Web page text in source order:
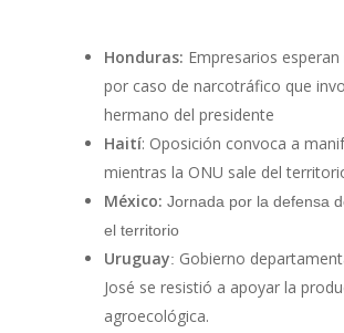
Honduras: Empresarios
por caso de narcotráfico que
hermano del presidente
Haití: Oposición convoca a
mientras la ONU sale del
México: Jornada por la defensa
el territorio
Uruguay: Gobierno
José se resistió a apoyar la
agroecológica.